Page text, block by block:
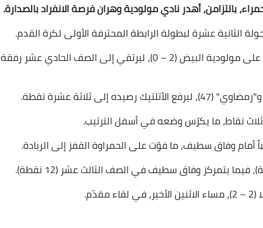
بالتزامن، أهدر نادي مولودية وهران فرصة الانفراد بالصدارة.
الثانية عشرة لبطولة الرابطة المحترفة الأولى لكرة القدم.
وجاء مغادرة الأتلتيك لمنطقة الخطر بعد تغلبه على مولودية البيض (2 – 0)، ليرتقي إلى الصف الحادي عشر رفقة
نقاط، ما يكرّس وضعه في أسفل الترتيب.
أمام وفاق سطيف، ما فوّت على الحمراوة القفز إلى الريادة.